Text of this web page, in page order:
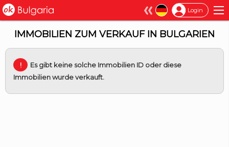
Login ×
IMMOBILIEN ZUM VERKAUF IN BULGARIEN
Es gibt keine solche Immobilien ID oder diese
Immobilien wurde verkauft.